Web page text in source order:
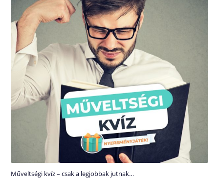
Műveltségi kvíz – csak a legjobbak jutnak…